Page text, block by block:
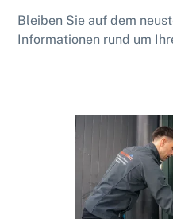
Bleiben Sie auf dem
Informationen rund um